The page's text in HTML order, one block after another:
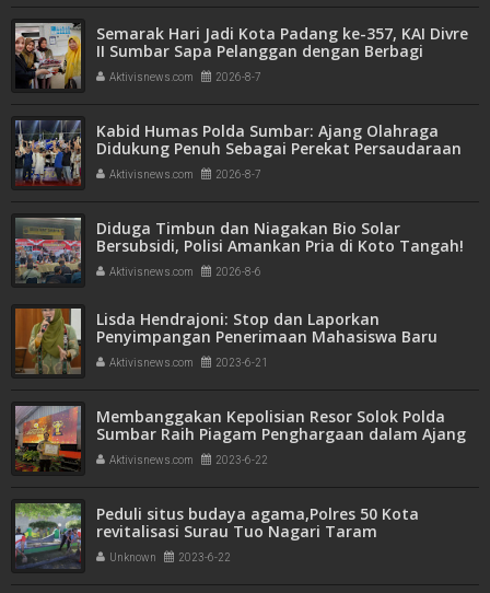
Semarak Hari Jadi Kota Padang ke-357, KAI Divre
II Sumbar Sapa Pelanggan dengan Berbagi
Apresiasi di Stasiun Padang
Aktivisnews.com 2026-8-7
Kabid Humas Polda Sumbar: Ajang Olahraga
Didukung Penuh Sebagai Perekat Persaudaraan
dan Kamtibmas
Aktivisnews.com 2026-8-7
Diduga Timbun dan Niagakan Bio Solar
Bersubsidi, Polisi Amankan Pria di Koto Tangah!
1.350 Liter BBM Disita
Aktivisnews.com 2026-8-6
Lisda Hendrajoni: Stop dan Laporkan
Penyimpangan Penerimaan Mahasiswa Baru
Aktivisnews.com 2023-6-21
Membanggakan Kepolisian Resor Solok Polda
Sumbar Raih Piagam Penghargaan dalam Ajang
Kompolnas Awards 2023
Aktivisnews.com 2023-6-22
Peduli situs budaya agama,Polres 50 Kota
revitalisasi Surau Tuo Nagari Taram
Unknown 2023-6-22